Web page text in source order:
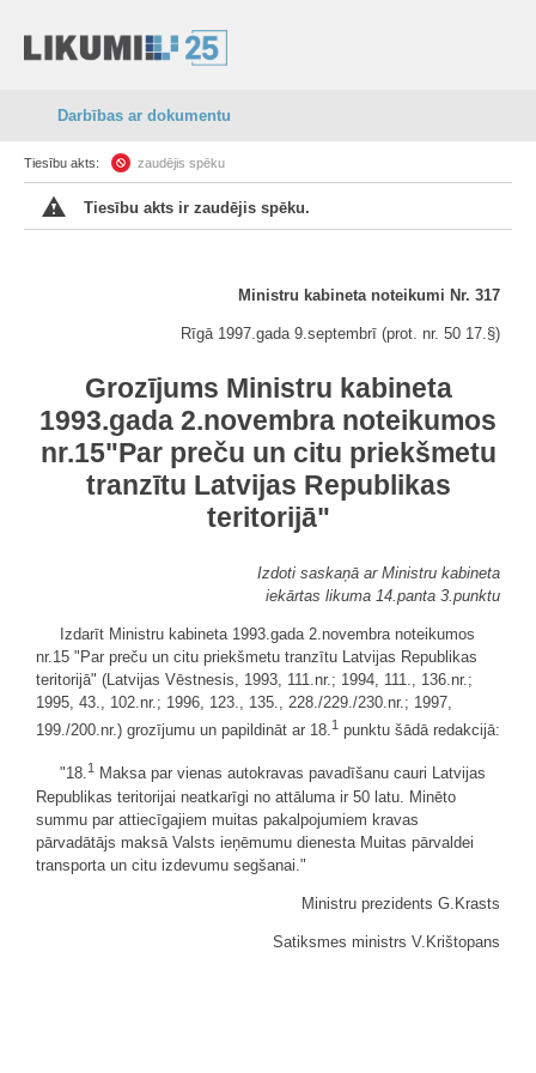
Darbības ar dokumentu
Tiesību akts: zaudējis spēku
Tiesību akts ir zaudējis spēku.
Ministru kabineta noteikumi Nr. 317
Rīgā 1997.gada 9.septembrī (prot. nr. 50 17.§)
Grozījums Ministru kabineta
1993.gada 2.novembra noteikumos
nr.15"Par preču un citu priekšmetu
tranzītu Latvijas Republikas
teritorijā"
Izdoti saskaņā ar Ministru kabineta
iekārtas likuma 14.panta 3.punktu
Izdarīt Ministru kabineta 1993.gada 2.novembra noteikumos
nr.15 "Par preču un citu priekšmetu tranzītu Latvijas Republikas
teritorijā" (Latvijas Vēstnesis, 1993, 111.nr.; 1994, 111., 136.nr.;
1995, 43., 102.nr.; 1996, 123., 135., 228./229./230.nr.; 1997,
199./200.nr.) grozījumu un papildināt ar 18.1 punktu šādā redakcijā:
"18.1
Maksa par vienas autokravas pavadīšanu cauri Latvijas
Republikas teritorijai neatkarīgi no attāluma ir 50 latu. Minēto
summu par attiecīgajiem muitas pakalpojumiem kravas
pārvadātājs maksā Valsts ieņēmumu dienesta Muitas pārvaldei
transporta un citu izdevumu segšanai."
Ministru prezidents G.Krasts
Satiksmes ministrs V.Krištopans